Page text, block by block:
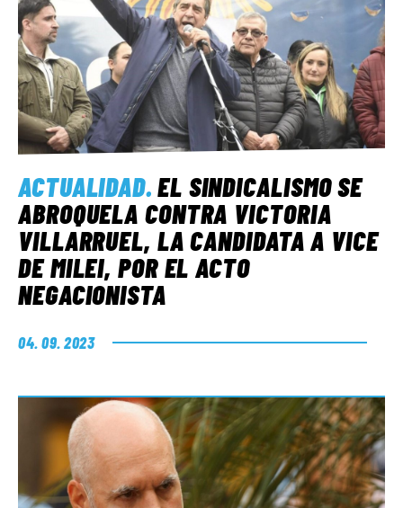
ACTUALIDAD.EL SINDICALISMO SE
ABROQUELA CONTRA VICTORIA
VILLARRUEL, LA CANDIDATA A VICE
DE MILEI, POR EL ACTO
NEGACIONISTA
04. 09. 2023